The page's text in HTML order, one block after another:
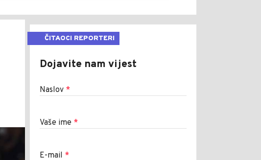
ČITAOCI REPORTERI
Dojavite nam vijest
Naslov *
Vaše ime *
E-mail *